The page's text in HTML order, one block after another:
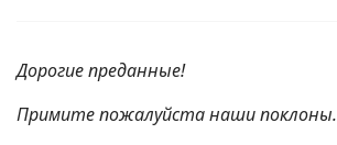
Дорогие преданные!
Примите пожалуйста наши поклоны.